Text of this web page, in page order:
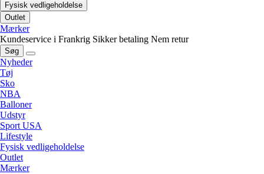
Fysisk vedligeholdelse
Outlet
Mærker
Kundeservice i Frankrig Sikker betaling Nem retur
Søg
Nyheder
Tøj
Sko
NBA
Balloner
Udstyr
Sport USA
Lifestyle
Fysisk vedligeholdelse
Outlet
Mærker